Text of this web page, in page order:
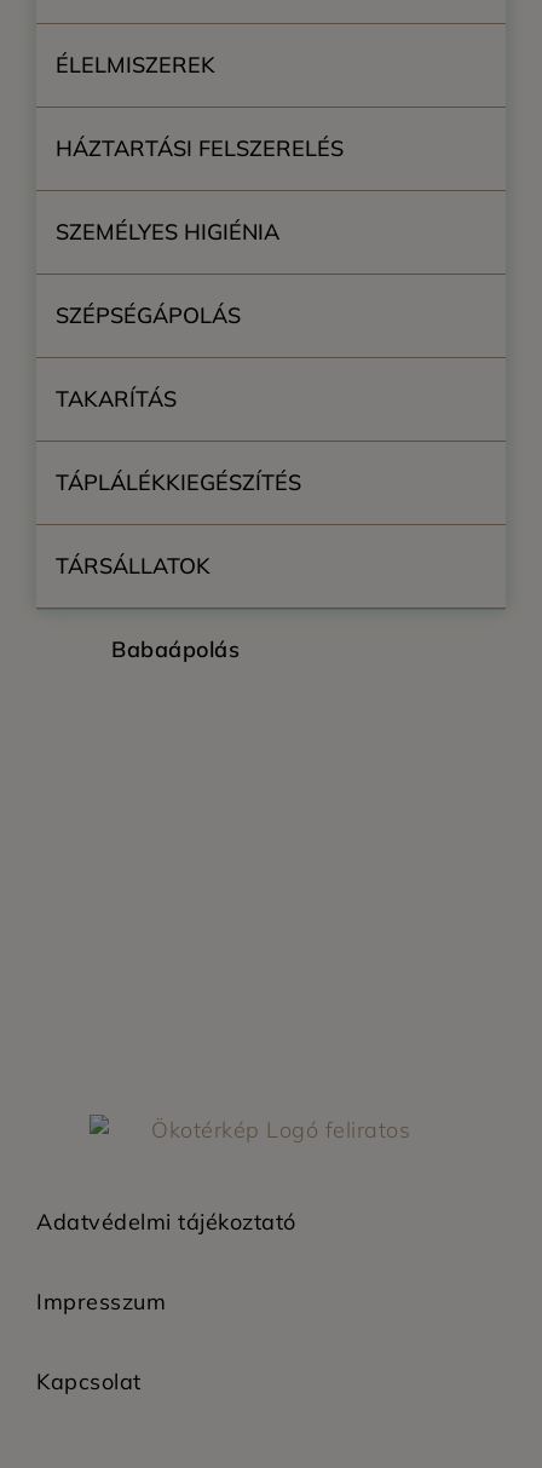
ÉLELMISZEREK
HÁZTARTÁSI FELSZERELÉS
SZEMÉLYES HIGIÉNIA
SZÉPSÉGÁPOLÁS
TAKARÍTÁS
TÁPLÁLÉKKIEGÉSZÍTÉS
TÁRSÁLLATOK
Babaápolás
Adatvédelmi tájékoztató
Impresszum
Kapcsolat